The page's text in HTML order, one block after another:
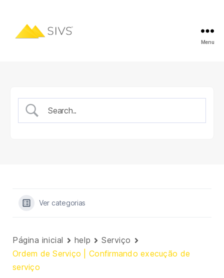
Menu
Ver categorias
Página inicial help
Serviço
Ordem de Serviço | Confirmando execução de
serviço